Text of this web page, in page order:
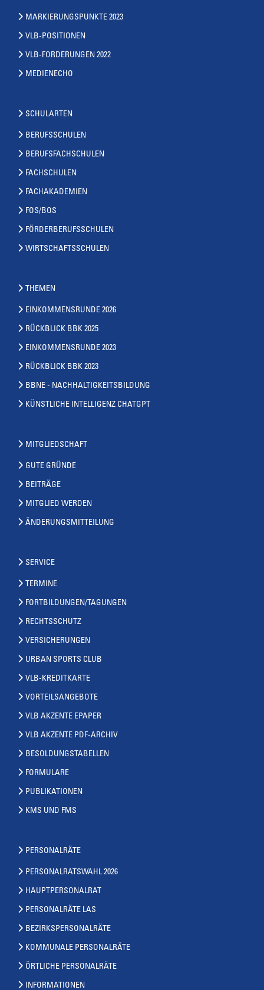
MARKIERUNGSPUNKTE 2023
VLB-POSITIONEN
VLB-FORDERUNGEN 2022
MEDIENECHO
SCHULARTEN
BERUFSSCHULEN
BERUFSFACHSCHULEN
FACHSCHULEN
FACHAKADEMIEN
FOS/BOS
FÖRDERBERUFSSCHULEN
WIRTSCHAFTSSCHULEN
THEMEN
EINKOMMENSRUNDE 2026
RÜCKBLICK BBK 2025
EINKOMMENSRUNDE 2023
RÜCKBLICK BBK 2023
BBNE - NACHHALTIGKEITSBILDUNG
KÜNSTLICHE INTELLIGENZ CHATGPT
MITGLIEDSCHAFT
GUTE GRÜNDE
BEITRÄGE
MITGLIED WERDEN
ÄNDERUNGSMITTEILUNG
SERVICE
TERMINE
FORTBILDUNGEN/TAGUNGEN
RECHTSSCHUTZ
VERSICHERUNGEN
URBAN SPORTS CLUB
VLB-KREDITKARTE
VORTEILSANGEBOTE
VLB AKZENTE EPAPER
VLB AKZENTE PDF-ARCHIV
BESOLDUNGSTABELLEN
FORMULARE
PUBLIKATIONEN
KMS UND FMS
PERSONALRÄTE
PERSONALRATSWAHL 2026
HAUPTPERSONALRAT
PERSONALRÄTE LAS
BEZIRKSPERSONALRÄTE
KOMMUNALE PERSONALRÄTE
ÖRTLICHE PERSONALRÄTE
INFORMATIONEN